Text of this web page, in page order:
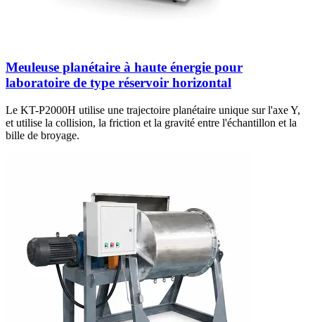
Meuleuse planétaire à haute énergie pour
laboratoire de type réservoir horizontal
Le KT-P2000H utilise une trajectoire planétaire unique sur l'axe Y,
et utilise la collision, la friction et la gravité entre l'échantillon et la
bille de broyage.